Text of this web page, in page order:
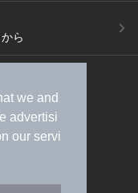
we and
advertisi
our servi
ら
稿のご案内
規約
プ
採用情報